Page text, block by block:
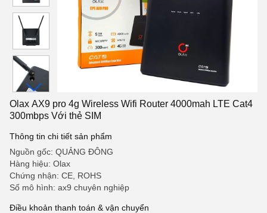
Olax AX9 pro 4g Wireless Wifi Router 4000mah LTE Cat4
300mbps Với thẻ SIM
Thông tin chi tiết sản phẩm
Nguồn gốc: QUẢNG ĐÔNG
Hàng hiệu: Olax
Chứng nhận: CE, ROHS
Số mô hình: ax9 chuyên nghiệp
Điều khoản thanh toán & vận chuyển